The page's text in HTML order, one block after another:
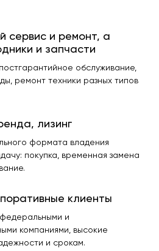
сервис и ремонт, а
и запчасти
обслуживание,
ремонт техники разных типов
лизинг
формата владения
покупка, временная замена
клиенты
и
компаниями, высокие
и срокам.